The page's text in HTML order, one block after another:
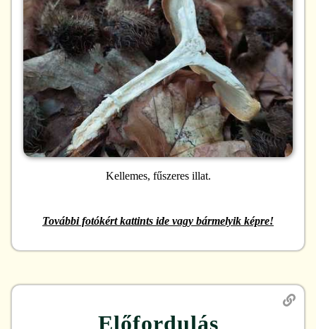
Kellemes, fűszeres illat.
További fotókért kattints ide vagy bármelyik képre!
Előfordulás